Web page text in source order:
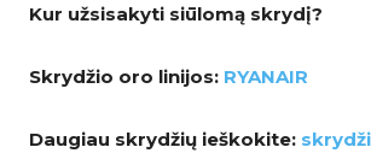
Kur užsisakyti siūlomą skrydį?
Skrydžio oro linijos: RYANAIR
Daugiau skrydžių ieškokite: